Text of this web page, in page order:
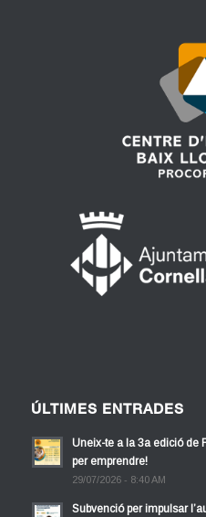
ÚLTIMES ENTRADES
Uneix-te a la 3a edició de
per emprendre!
29/07/2026 - 8:40 AM
Subvenció per impulsar